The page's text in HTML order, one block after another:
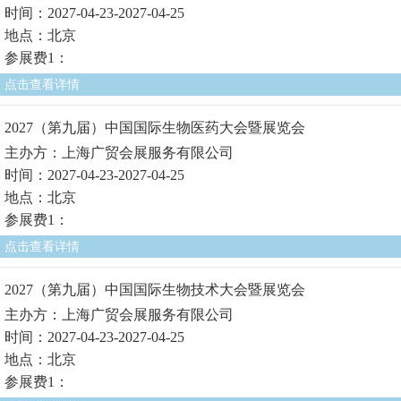
时间：2027-04-23-2027-04-25
地点：北京
参展费1：
点击查看详情
2027（第九届）中国国际生物医药大会暨展览会
主办方：上海广贸会展服务有限公司
时间：2027-04-23-2027-04-25
地点：北京
参展费1：
点击查看详情
2027（第九届）中国国际生物技术大会暨展览会
主办方：上海广贸会展服务有限公司
时间：2027-04-23-2027-04-25
地点：北京
参展费1：